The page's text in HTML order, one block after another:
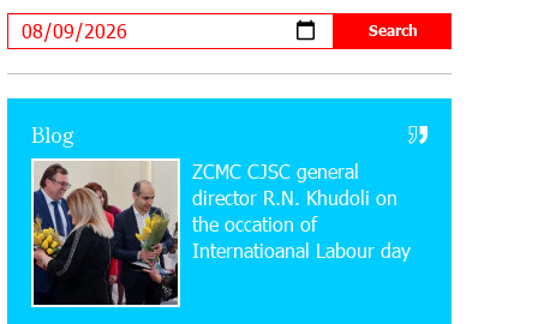
Music Academies
an Innovative Solution
14:34:49 29-07-2026
Khachaturian Rooftop Grand Opening
Supported by IDBank
Blog
ZCMC CJSC general
director R.N. Khudoli on
the օccation of
Internatioanal Labour day